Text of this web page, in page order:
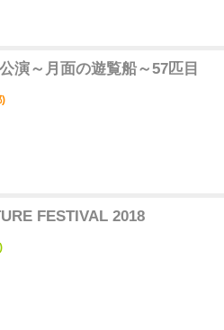
演～月面の遊覧船～57匹目
)
FESTIVAL 2018